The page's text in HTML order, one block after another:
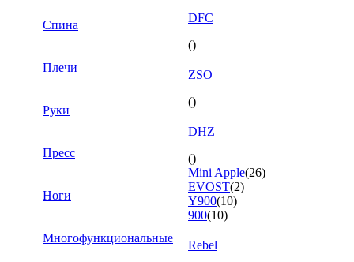
Спина
Плечи
Руки
Пресс
Ноги
Многофункциональные
DFC
()
ZSO
()
DHZ
()
Mini Apple(26)
EVOST(2)
Y900(10)
900(10)
Rebel